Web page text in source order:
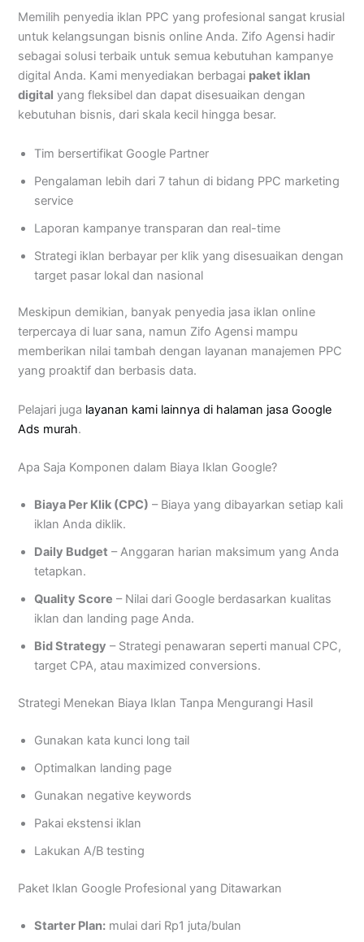
Memilih penyedia iklan PPC yang profesional sangat krusial
untuk kelangsungan bisnis online Anda. Zifo Agensi hadir
sebagai solusi terbaik untuk semua kebutuhan kampanye
digital Anda. Kami menyediakan berbagai paket iklan
digital yang fleksibel dan dapat disesuaikan dengan
kebutuhan bisnis, dari skala kecil hingga besar.
Tim bersertifikat Google Partner
Pengalaman lebih dari 7 tahun di bidang PPC marketing
service
Laporan kampanye transparan dan real-time
Strategi iklan berbayar per klik yang disesuaikan dengan
target pasar lokal dan nasional
Meskipun demikian, banyak penyedia jasa iklan online
terpercaya di luar sana, namun Zifo Agensi mampu
memberikan nilai tambah dengan layanan manajemen PPC
yang proaktif dan berbasis data.
Pelajari juga layanan kami lainnya di halaman jasa Google
Ads murah.
Apa Saja Komponen dalam Biaya Iklan Google?
Biaya Per Klik (CPC) – Biaya yang dibayarkan setiap kali
iklan Anda diklik.
Daily Budget – Anggaran harian maksimum yang Anda
tetapkan.
Quality Score – Nilai dari Google berdasarkan kualitas
iklan dan landing page Anda.
Bid Strategy – Strategi penawaran seperti manual CPC,
target CPA, atau maximized conversions.
Strategi Menekan Biaya Iklan Tanpa Mengurangi Hasil
Gunakan kata kunci long tail
Optimalkan landing page
Gunakan negative keywords
Pakai ekstensi iklan
Lakukan A/B testing
Paket Iklan Google Profesional yang Ditawarkan
Starter Plan: mulai dari Rp1 juta/bulan